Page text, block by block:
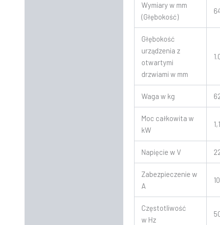
Wymiary w mm
(Głębokość)
Głębokość
urządzenia z
otwartymi
drzwiami w mm
Waga w kg
Moc całkowita w
kW
Napięcie w V
Zabezpieczenie w
A
10
Częstotliwość
w Hz